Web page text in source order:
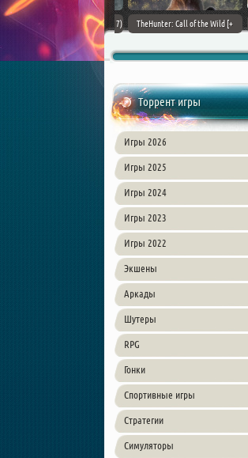
World [v 1.11.4 + DLCs] (2017)
PC | Лицензия
TheHunter: Call of the Wild [+
Торрент игры
Игры 2026
Игры 2025
Игры 2024
Игры 2023
Игры 2022
Экшены
Аркады
Шутеры
RPG
Гонки
Спортивные игры
Стратегии
Симуляторы